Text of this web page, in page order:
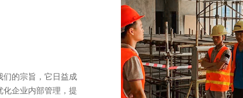
们的宗旨，它日益成
化企业内部管理，提